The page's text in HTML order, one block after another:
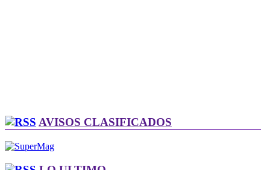
AVISOS CLASIFICADOS